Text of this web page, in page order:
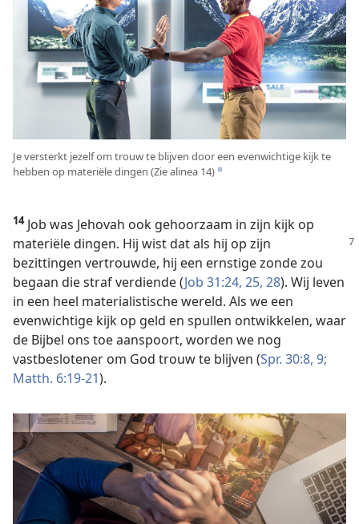
Je versterkt jezelf om trouw te blijven door een evenwichtige kijk te
hebben op materiële dingen (Zie alinea 14) d
14Job was Jehovah ook gehoorzaam in zijn kijk op
materiële dingen. Hij wist datals hij op zijn
bezittingen vertrouwde, hij een ernstige zonde zou
begaan die straf verdiende (Job 31:24, 25, 28). Wij leven
in een heel materialistische wereld. Als we een
evenwichtige kijk op geld en spullen ontwikkelen, waar
de Bijbel ons toe aanspoort, worden we nog
vastbeslotener om God trouw te blijven (Spr. 30:8, 9;
Matth. 6:19-21).